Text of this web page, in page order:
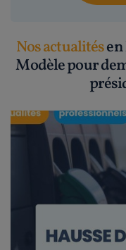
Nos actualités
Modèle pour